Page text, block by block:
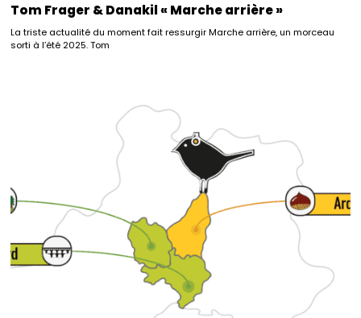
Tom Frager & Danakil « Marche arrière »
La triste actualité du moment fait ressurgir Marche arrière, un morceau
sorti à l’été 2025. Tom